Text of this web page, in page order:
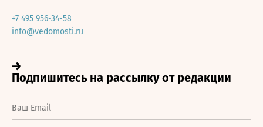
+7 495 956-34-58
info@vedomosti.ru